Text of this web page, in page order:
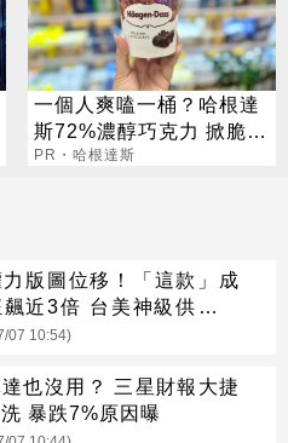
一個人爽嗑一桶？哈根達
斯72%濃醇巧克力 掀脆友
共鳴
PR・哈根達斯
版圖位移！「這款」成
近3倍 台美神級供應鏈
07 10:54)
也沒用？ 三星財報大捷
暴跌7%原因曝